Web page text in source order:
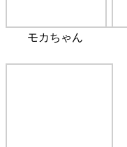
モカちゃん